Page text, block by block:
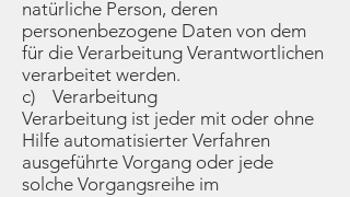
natürliche Person, deren
personenbezogene Daten von dem
für die Verarbeitung Verantwortlichen
verarbeitet werden.
c) Verarbeitung
Verarbeitung ist jeder mit oder ohne
Hilfe automatisierter Verfahren
ausgeführte Vorgang oder jede
solche Vorgangsreihe im